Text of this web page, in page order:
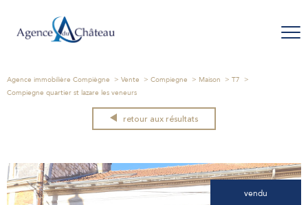
Agence immobilière Compiègne Vente Compiegne Maison
T7
Compiegne quartier st lazare les veneurs
retour aux résultats
vendu